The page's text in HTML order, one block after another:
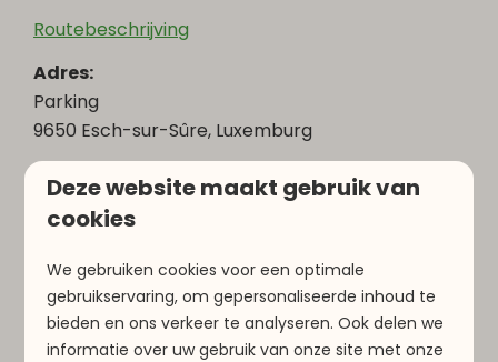
Routebeschrijving
Adres:
Parking
9650 Esch-sur-Sûre, Luxemburg
Afstand tot La Sapinière: 29 minuten
Deze website maakt gebruik van
cookies
We gebruiken cookies voor een optimale
gebruikservaring, om gepersonaliseerde inhoud te
bieden en ons verkeer te analyseren. Ook delen we
informatie over uw gebruik van onze site met onze